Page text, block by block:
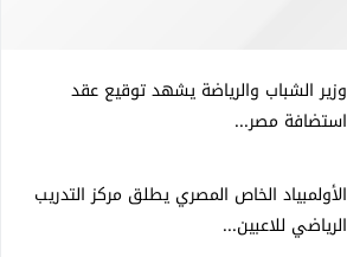
وزير الشباب والرياضة يشهد توقيع عقد
استضافة مصر...
الأولمبياد الخاص المصري يطلق مركز التدريب
الرياضي للاعبين...